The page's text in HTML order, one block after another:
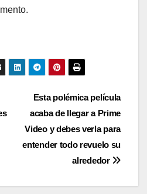
Esta polémica película
acaba de llegar a Prime
Video y debes verla para
entender todo revuelo su
alrededor